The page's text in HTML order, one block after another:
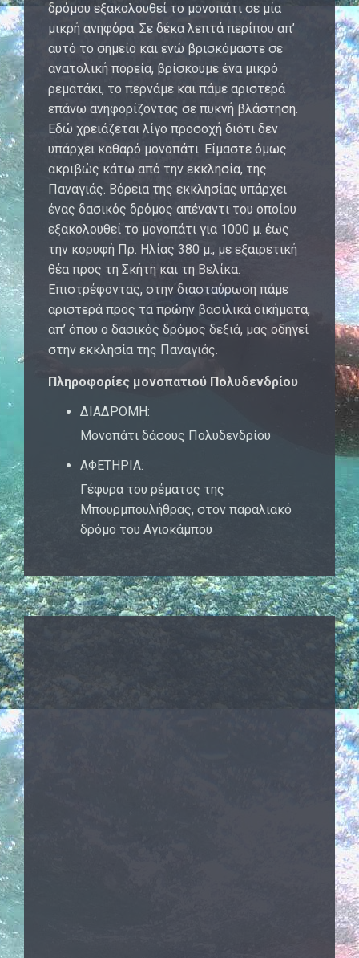
δρόμου εξακολουθεί το μονοπάτι σε μία
μικρή ανηφόρα. Σε δέκα λεπτά περίπου απ’
αυτό το σημείο και ενώ βρισκόμαστε σε
ανατολική πορεία, βρίσκουμε ένα μικρό
ρεματάκι, το περνάμε και πάμε αριστερά
επάνω ανηφορίζοντας σε πυκνή βλάστηση.
Εδώ χρειάζεται λίγο προσοχή διότι δεν
υπάρχει καθαρό μονοπάτι. Είμαστε όμως
ακριβώς κάτω από την εκκλησία, της
Παναγιάς. Βόρεια της εκκλησίας υπάρχει
ένας δασικός δρόμος απέναντι του οποίου
εξακολουθεί το μονοπάτι για 1000 μ. έως
την κορυφή Πρ. Ηλίας 380 μ., με εξαιρετική
θέα προς τη Σκήτη και τη Βελίκα.
Επιστρέφοντας, στην διασταύρωση πάμε
αριστερά προς τα πρώην βασιλικά οικήματα,
απ’ όπου ο δασικός δρόμος δεξιά, μας οδηγεί
στην εκκλησία της Παναγιάς.
Πληροφορίες μονοπατιού Πολυδενδρίου
ΔΙΑΔΡΟΜΗ:
Μονοπάτι δάσους Πολυδενδρίου
ΑΦΕΤΗΡΙΑ:
Γέφυρα του ρέματος της
Μπουρμπουλήθρας, στον παραλιακό
δρόμο του Αγιοκάμπου